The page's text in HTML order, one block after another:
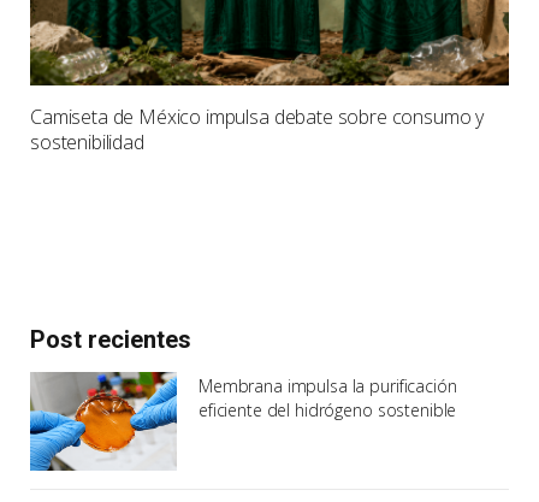
Camiseta de México impulsa debate sobre consumo y
sostenibilidad
Post recientes
Membrana impulsa la purificación
eficiente del hidrógeno sostenible